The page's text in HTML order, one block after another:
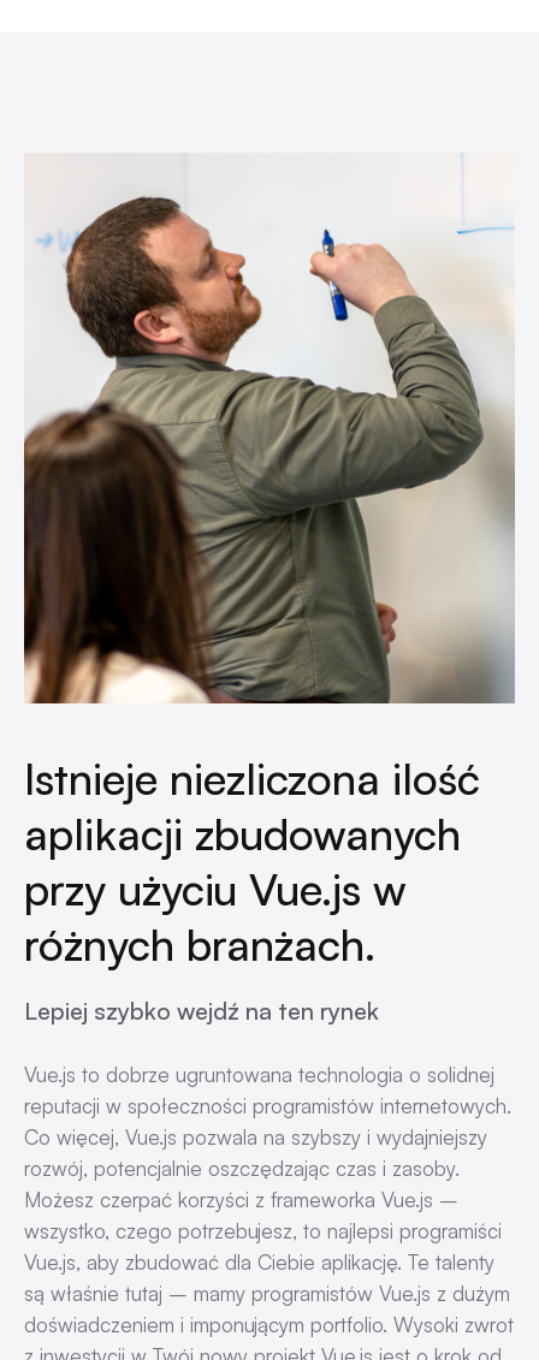
Istnieje niezliczona ilość
aplikacji zbudowanych
przy użyciu Vue.js w
różnych branżach.
Lepiej szybko wejdź na ten rynek
Vue.js to dobrze ugruntowana technologia o solidnej
reputacji w społeczności programistów internetowych.
Co więcej, Vue.js pozwala na szybszy i wydajniejszy
rozwój, potencjalnie oszczędzając czas i zasoby.
Możesz czerpać korzyści z frameworka Vue.js –
wszystko, czego potrzebujesz, to najlepsi programiści
Vue.js, aby zbudować dla Ciebie aplikację. Te talenty
są właśnie tutaj – mamy programistów Vue.js z dużym
doświadczeniem i imponującym portfolio. Wysoki zwrot